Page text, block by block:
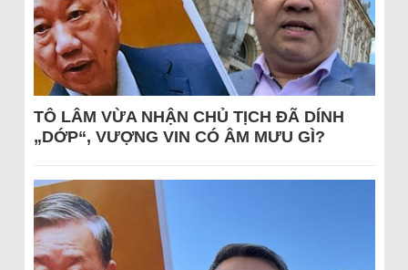
TÔ LÂM VỪA NHẬN CHỦ TỊCH ĐÃ DÍNH
„DỚP“, VƯỢNG VIN CÓ ÂM MƯU GÌ?